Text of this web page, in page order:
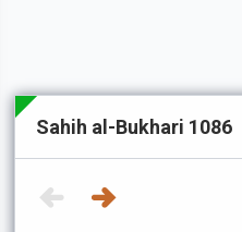
Sahih al-Bukhari 1086